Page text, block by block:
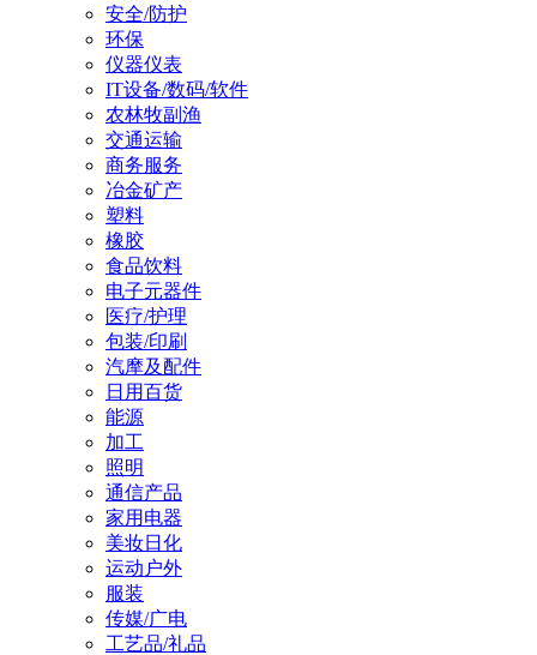
安全/防护
环保
仪器仪表
IT设备/数码/软件
农林牧副渔
交通运输
商务服务
冶金矿产
塑料
橡胶
食品饮料
电子元器件
医疗/护理
包装/印刷
汽摩及配件
日用百货
能源
加工
照明
通信产品
家用电器
美妆日化
运动户外
服装
传媒/广电
工艺品/礼品